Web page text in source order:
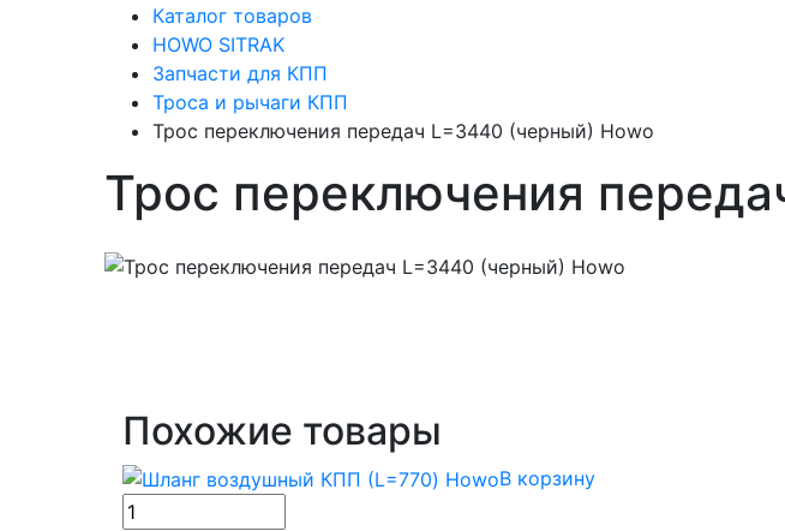
Каталог товаров
HOWO SITRAK
Запчасти для КПП
Троса и рычаги КПП
Трос переключения передач L=3440 (черный) Howo
Трос переключения
Похожие товары
В корзину